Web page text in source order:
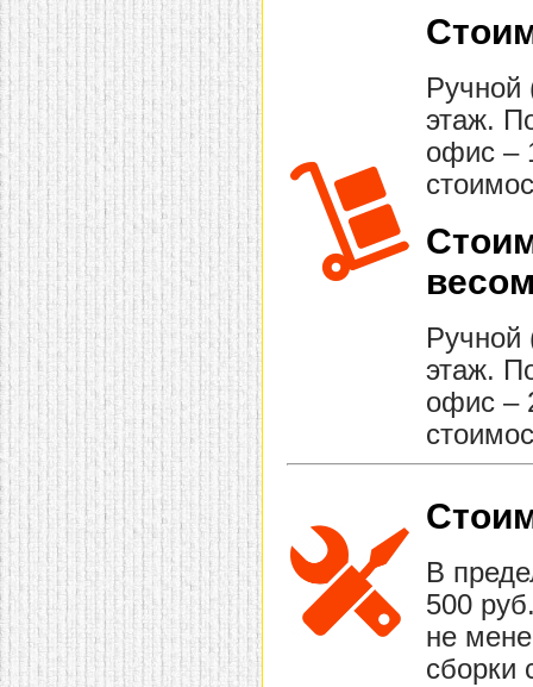
этаж.
офис –
этаж.
офис –
В
500
не
сборки